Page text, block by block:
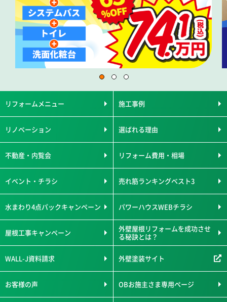
リフォームメニュー 施工事例
リノベーション 選ばれる理由
不動産・内覧会 リフォーム費用・相場
イベント・チラシ 売れ筋ランキングベスト3
水まわり4点パックキャンペーン パワーハウスWEBチラシ
屋根工事キャンペーン
外壁屋根リフォームを成功させ
る秘訣とは？
WALL-J資料請求 外壁塗装サイト
お客様の声 OBお施主さま専用ページ